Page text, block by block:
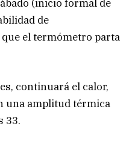
(inicio formal de
de
el termómetro parta
continuará el calor,
una amplitud térmica
33.